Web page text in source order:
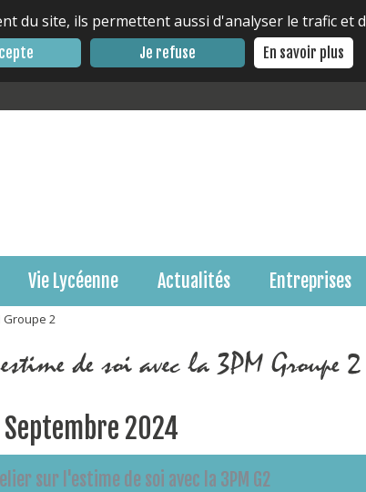
du site, ils permettent aussi d'analyser le trafic et
Je refuse En savoir plus
Vie Lycéenne Actualités Entreprises
Groupe 2
de soi avec la 3PM Groupe 2
Septembre 2024
sur l'estime de soi avec la 3PM G2